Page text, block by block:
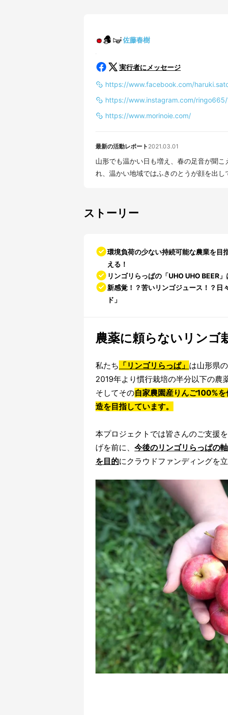
佐藤春樹
実行者にメッセージ
https://www.facebook.com/
https://www.instagram.com/ringo665/
https://www.morinoie.com/
最新の活動レポート 2021.03.01
山形でも温かい日も増え、春の足音が聞
れ、温かい地域ではふきのとうが顔を出
ストーリー
環境負荷の少ない持続可能な農業を目
える！
リンゴリらっぱの「UHO UHO BEER
新感覚！？苦いリンゴジュース！？日
ド」
農薬に頼らないリンゴ
私たち 「リンゴリらっぱ」 は山形県
2019年より慣行栽培の半分以下の農
そしてその自家農園産りんご100%
造を目指しています。
本プロジェクトでは皆さんのご支援
げを前に、 今後のリンゴリらっぱの
を目的にクラウドファンディングを